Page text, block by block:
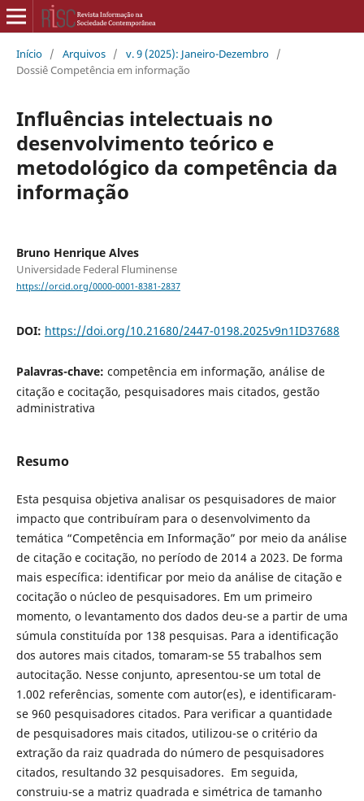
Início / Arquivos / v. 9 (2025): Janeiro-Dezembro /
Dossiê Competência em informação
Influências intelectuais no
desenvolvimento teórico e
metodológico da competência da
informação
Bruno Henrique Alves
Universidade Federal Fluminense
https://orcid.org/0000-0001-8381-2837
DOI: https://doi.org/10.21680/2447-0198.2025v9n1ID37688
Palavras-chave: competência em informação, análise de
citação e cocitação, pesquisadores mais citados, gestão
administrativa
Resumo
Esta pesquisa objetiva analisar os pesquisadores de maior
impacto que contribuíram para o desenvolvimento da
temática “Competência em Informação” por meio da análise
de citação e cocitação, no período de 2014 a 2023. De forma
mais específica: identificar por meio da análise de citação e
cocitação o núcleo de pesquisadores. Em um primeiro
momento, o levantamento dos dados deu-se a partir de uma
súmula constituída por 138 pesquisas. Para a identificação
dos autores mais citados, tomaram-se 55 trabalhos sem
autocitação. Nesse conjunto, apresentou-se um total de
1.002 referências, somente com autor(es), e identificaram-
se 960 pesquisadores citados. Para verificar a quantidade
de pesquisadores mais citados, utilizou-se o critério da
extração da raiz quadrada do número de pesquisadores
citados, resultando 32 pesquisadores. Em seguida,
construiu-se a matriz quadrada e simétrica de tamanho